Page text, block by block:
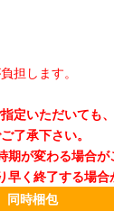
担します。
定いただいても
了承下さい。
が変わる場合が
く終了する場合
同時梱包